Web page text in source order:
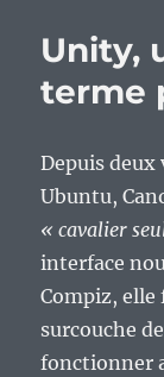
Unity,
terme
Depuis
Ubuntu,
« cavalier
interface
Compiz, elle
surcouche
fonctionner